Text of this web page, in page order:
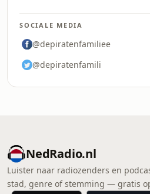
SOCIALE MEDIA
@depiratenfamiliee
@depiratenfamili
NedRadio.nl
Luister naar radiozenders en
stad, genre of stemming — gratis